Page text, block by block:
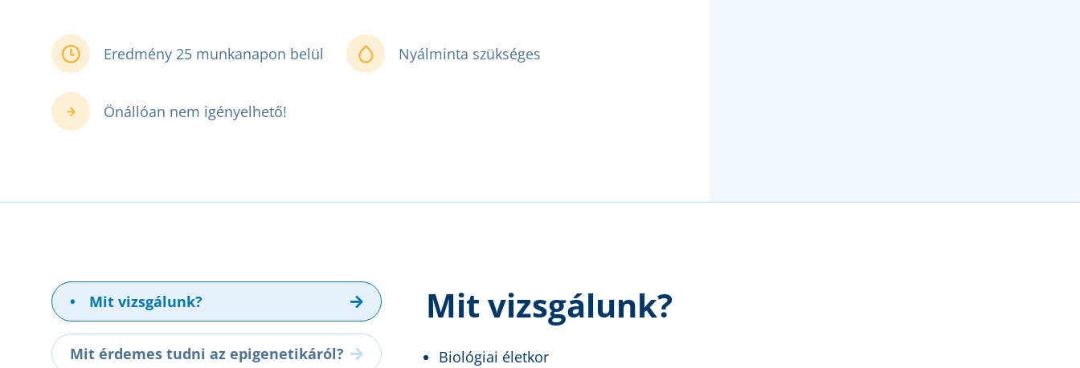
Eredmény 25 munkanapon belül Nyálminta szükséges
Önállóan nem igényelhető!
• Mit vizsgálunk?
Mit érdemes tudni az epigenetikáról?
Mit vizsgálunk?
Biológiai életkor